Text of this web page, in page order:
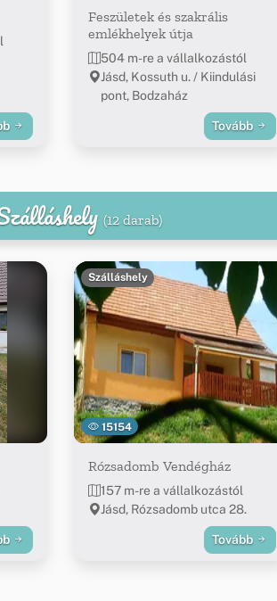
Feszületek és szakrális
emlékhelyek útja
504 m-re a vállalkozástól
Jásd, Kossuth u. / Kiindulási
pont, Bodzaház
Tovább
(12 darab)
15154
Szálláshely
Rózsadomb Vendégház
157 m-re a vállalkozástól
Jásd, Rózsadomb utca 28.
Tovább